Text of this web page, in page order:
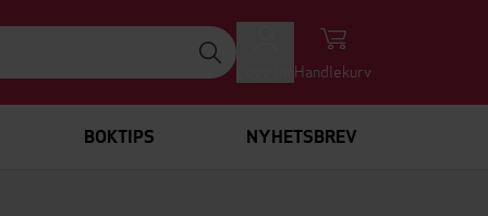
Handlekurv
BOKTIPS NYHETSBREV